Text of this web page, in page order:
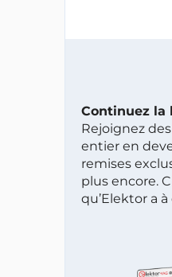
Continuez la
Rejoignez
entier en
remises
plus encore.
qu’Elektor a à